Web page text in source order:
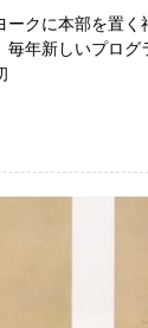
クに本部を置く
年新しいプロ